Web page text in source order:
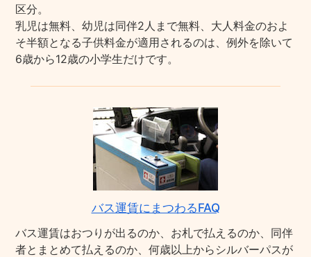
区分。
乳児は無料、幼児は同伴2人まで無料、大人料金のおよ
そ半額となる子供料金が適用されるのは、例外を除いて
6歳から12歳の小学生だけです。
バス運賃にまつわるFAQ
バス運賃はおつりが出るのか、お札で払えるのか、同伴
者とまとめて払えるのか、何歳以上からシルバーパスが